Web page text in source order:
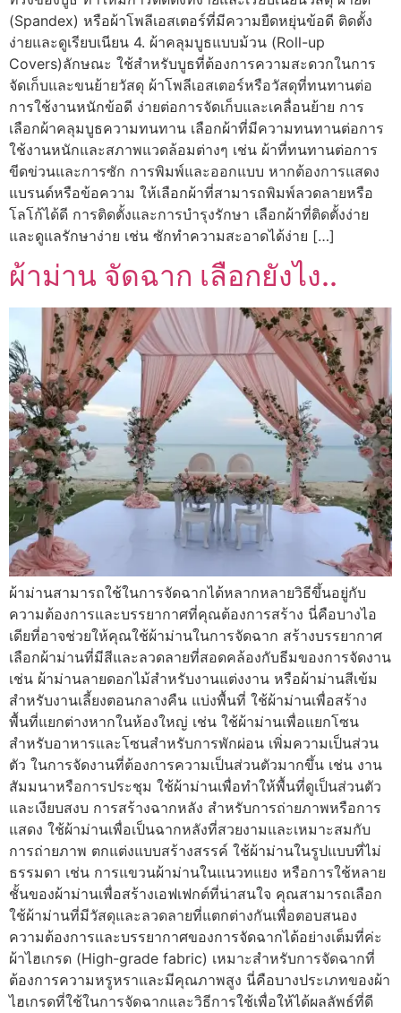
(Spandex) หรือผ้าโพลีเอสเตอร์ที่มีความยืดหยุ่นข้อดี ติดตั้ง
ง่ายและดูเรียบเนียน 4. ผ้าคลุมบูธแบบม้วน (Roll-up
Covers)ลักษณะ ใช้สำหรับบูธที่ต้องการความสะดวกในการ
จัดเก็บและขนย้ายวัสดุ ผ้าโพลีเอสเตอร์หรือวัสดุที่ทนทานต่อ
การใช้งานหนักข้อดี ง่ายต่อการจัดเก็บและเคลื่อนย้าย การ
เลือกผ้าคลุมบูธความทนทาน เลือกผ้าที่มีความทนทานต่อการ
ใช้งานหนักและสภาพแวดล้อมต่างๆ เช่น ผ้าที่ทนทานต่อการ
ขีดข่วนและการซัก การพิมพ์และออกแบบ หากต้องการแสดง
แบรนด์หรือข้อความ ให้เลือกผ้าที่สามารถพิมพ์ลวดลายหรือ
โลโก้ได้ดี การติดตั้งและการบำรุงรักษา เลือกผ้าที่ติดตั้งง่าย
และดูแลรักษาง่าย เช่น ซักทำความสะอาดได้ง่าย […]
ผ้าม่าน จัดฉาก เลือกยังไง..
ผ้าม่านสามารถใช้ในการจัดฉากได้หลากหลายวิธีขึ้นอยู่กับ
ความต้องการและบรรยากาศที่คุณต้องการสร้าง นี่คือบางไอ
เดียที่อาจช่วยให้คุณใช้ผ้าม่านในการจัดฉาก สร้างบรรยากาศ
เลือกผ้าม่านที่มีสีและลวดลายที่สอดคล้องกับธีมของการจัดงาน
เช่น ผ้าม่านลายดอกไม้สำหรับงานแต่งงาน หรือผ้าม่านสีเข้ม
สำหรับงานเลี้ยงตอนกลางคืน แบ่งพื้นที่ ใช้ผ้าม่านเพื่อสร้าง
พื้นที่แยกต่างหากในห้องใหญ่ เช่น ใช้ผ้าม่านเพื่อแยกโซน
สำหรับอาหารและโซนสำหรับการพักผ่อน เพิ่มความเป็นส่วน
ตัว ในการจัดงานที่ต้องการความเป็นส่วนตัวมากขึ้น เช่น งาน
สัมมนาหรือการประชุม ใช้ผ้าม่านเพื่อทำให้พื้นที่ดูเป็นส่วนตัว
และเงียบสงบ การสร้างฉากหลัง สำหรับการถ่ายภาพหรือการ
แสดง ใช้ผ้าม่านเพื่อเป็นฉากหลังที่สวยงามและเหมาะสมกับ
การถ่ายภาพ ตกแต่งแบบสร้างสรรค์ ใช้ผ้าม่านในรูปแบบที่ไม่
ธรรมดา เช่น การแขวนผ้าม่านในแนวทแยง หรือการใช้หลาย
ชั้นของผ้าม่านเพื่อสร้างเอฟเฟกต์ที่น่าสนใจ คุณสามารถเลือก
ใช้ผ้าม่านที่มีวัสดุและลวดลายที่แตกต่างกันเพื่อตอบสนอง
ความต้องการและบรรยากาศของการจัดฉากได้อย่างเต็มที่ค่ะ
ผ้าไฮเกรด (High-grade fabric) เหมาะสำหรับการจัดฉากที่
ต้องการความหรูหราและมีคุณภาพสูง นี่คือบางประเภทของผ้า
ไฮเกรดที่ใช้ในการจัดฉากและวิธีการใช้เพื่อให้ได้ผลลัพธ์ที่ดี